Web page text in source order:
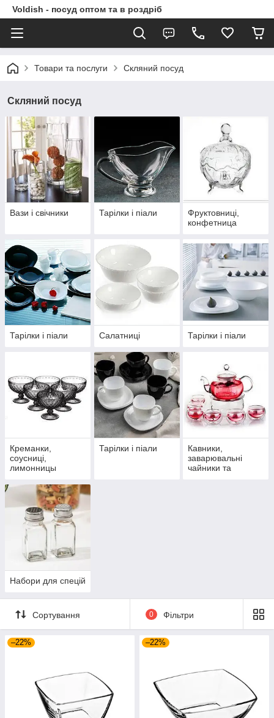
Voldish - посуд оптом та в роздріб
Товари та послуги Скляний посуд
Скляний посуд
Вази і свічники Тарілки і піали
Фруктовниці,
конфетница
Тарілки і піали Салатниці Тарілки і піали
Креманки,
соусниці,
лимонницы
Тарілки і піали
Кавники,
заварювальні
чайники та
Набори для спецій
Сортування 0 Фільтри
–22% –22%